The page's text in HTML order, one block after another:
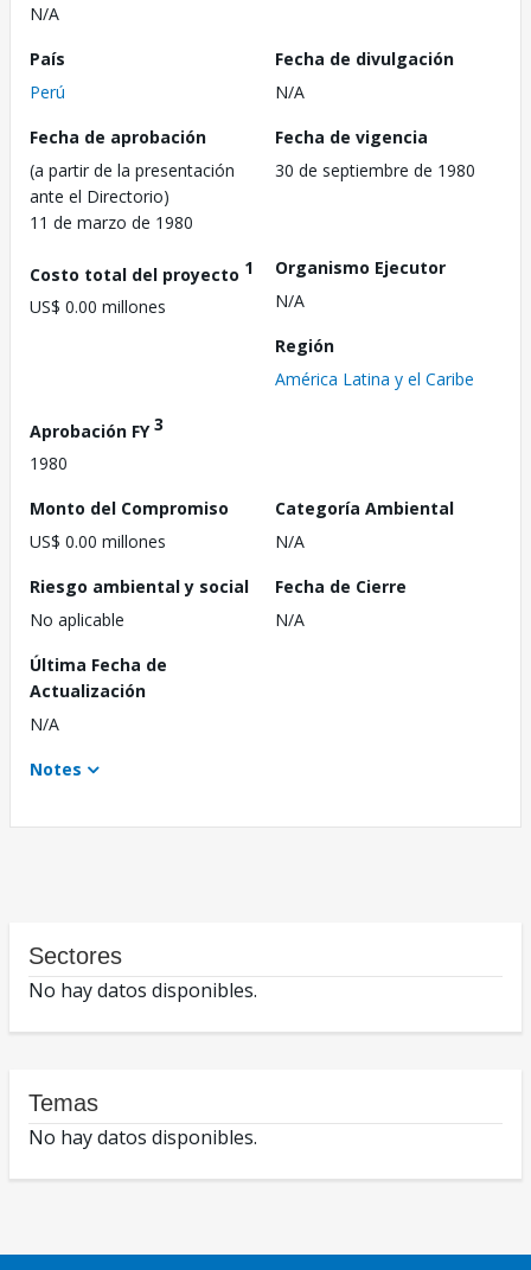
N/A
País
Perú
Fecha de divulgación
N/A
Fecha de aprobación
(a partir de la presentación
ante el Directorio)
11 de marzo de 1980
Fecha de vigencia
30 de septiembre de 1980
Costo total del proyecto 1
US$ 0.00 millones
Organismo Ejecutor
N/A
Región
América Latina y el Caribe
Aprobación FY3
1980
Monto del Compromiso
US$ 0.00 millones
Categoría Ambiental
N/A
Riesgo ambiental y social
No aplicable
Fecha de Cierre
N/A
Última Fecha de
Actualización
N/A
Notes
Sectores
No hay datos disponibles.
Temas
No hay datos disponibles.